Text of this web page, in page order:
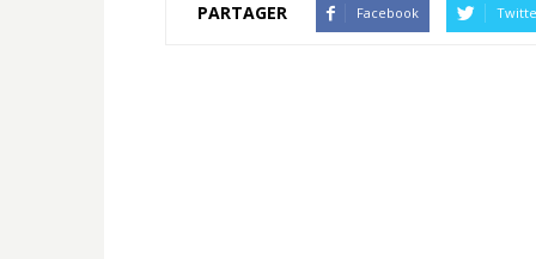
PARTAGER Facebook